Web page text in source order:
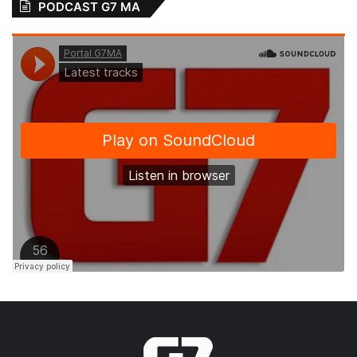
sobras de dinheiro no orçamento.
A principal razão para estar no vermelho, de
acordo com os entrevistados, é o fato de os
bens de consumo e serviços estarem mais
caros (45%). Além disso, aparecem queda
da renda (31%), perda do emprego (20%) e
descontrole dos gastos (19%). “O processo
de recuperação da economia é lento e
ainda não devolveu às famílias o poder de
compra que antecede a crise e isso se
reflete nos dados de uso de crédito e de
consumo”, explica a economista-chefe do
propensão ao consumo reforça esse
PODCAST G7 MA